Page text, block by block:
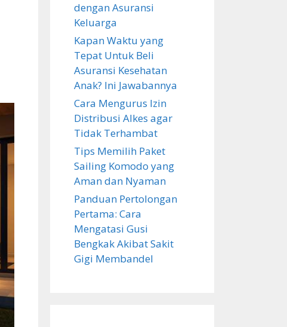
dengan Asuransi
Keluarga
Kapan Waktu yang
Tepat Untuk Beli
Asuransi Kesehatan
Anak? Ini Jawabannya
Cara Mengurus Izin
Distribusi Alkes agar
Tidak Terhambat
Tips Memilih Paket
Sailing Komodo yang
Aman dan Nyaman
Panduan Pertolongan
Pertama: Cara
Mengatasi Gusi
Bengkak Akibat Sakit
Gigi Membandel